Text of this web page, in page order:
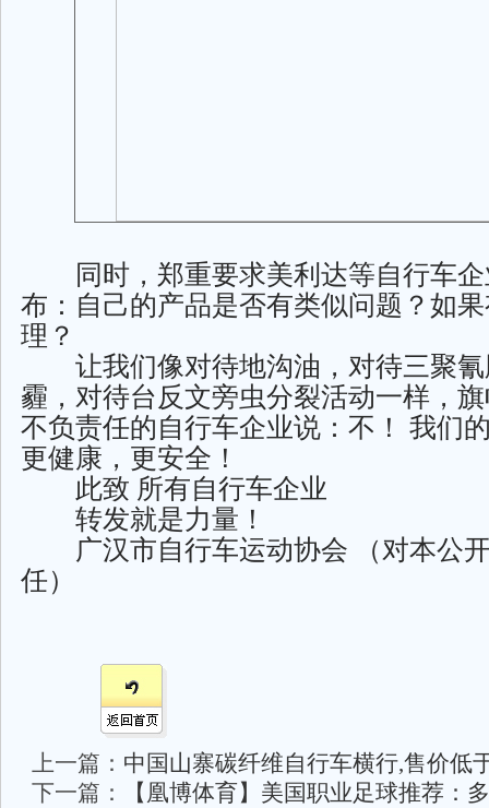
同时，郑重要求美利达等自行车企
布：自己的产品是否有类似问题？如
理？
让我们像对待地沟油，对待三聚氰
霾，对待台反文旁虫分裂活动一样，
不负责任的自行车企业说：不！ 我们
更健康，更安全！
此致 所有自行车企业
转发就是力量！
广汉市自行车运动协会 （对本公
任）
上一篇： 中国山寨碳纤维自行车横行,售价低
下一篇：
【凰博体育】美国职业足球推荐：